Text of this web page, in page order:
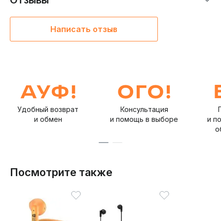
использования, так и для занятий спортом или
Написать отзыв
Удобный возврат
и обмен
Консультация
и помощь в выборе
и
Посмотрите также